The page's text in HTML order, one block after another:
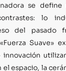
se define
lo
del pasado
Suave»
el espacio, la